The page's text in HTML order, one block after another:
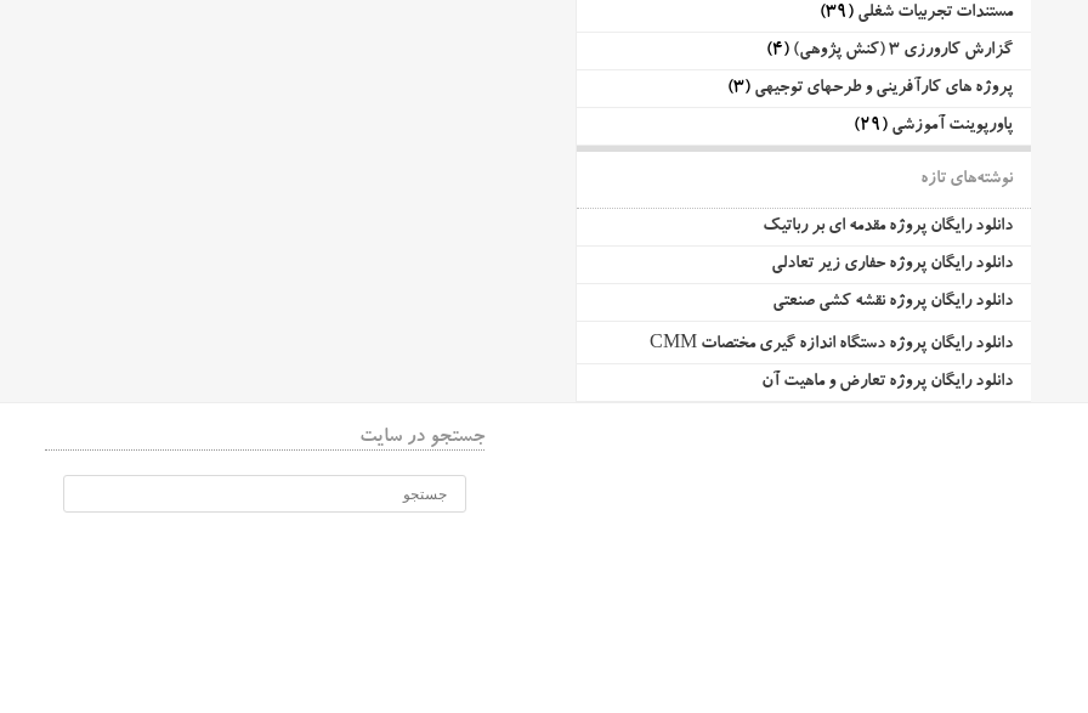
مستندات تجربیات شغلی (39)
گزارش کارورزی 3 (کنش پژوهی)
(4)
پروژه های کارآفرینی و طرحهای توجیهی (3)
پاورپوینت آموزشی (29)
نوشته‌های تازه
دانلود رایگان پروژه مقدمه ای بر رباتیک
دانلود رایگان پروژه حفاری زیر تعادلی
دانلود رایگان پروژه نقشه کشی صنعتی
دانلود رایگان پروژه دستگاه اندازه گیری مختصات CMM
دانلود رایگان پروژه تعارض و ماهیت آن
جستجو در سایت